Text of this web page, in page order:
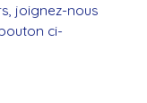
joignez-nous
ci-